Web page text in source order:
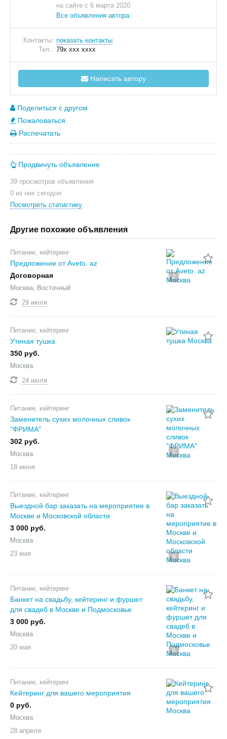
на сайте с 6 марта 2020
Все объявления автора
Контакты: показать контакты
Тел.: 79x xxx xxxx
Написать автору
Поделиться с другом
Пожаловаться
Распечатать
Продвинуть объявление
39 просмотров объявления
0 из них сегодня
Посмотреть статистику
Другие похожие объявления
2
Питание, кейтеринг
Предложение от Aveto. az
Договорная
Москва, Восточный
29 июля
Питание, кейтеринг
Утиная тушка
350 руб.
Москва
24 июля
2
Питание, кейтеринг
Заменитель сухих молочных сливок
"ФРИМА"
302 руб.
Москва
18 июня
8
Питание, кейтеринг
Выездной бар заказать на мероприятие в
Москве и Московской области
3 000 руб.
Москва
23 мая
8
Питание, кейтеринг
Банкет на свадьбу, кейтеринг и фуршет
для свадеб в Москве и Подмосковье
3 000 руб.
Москва
20 мая
Питание, кейтеринг
Кейтеринг для вашего мероприятия
0 руб.
Москва
28 апреля